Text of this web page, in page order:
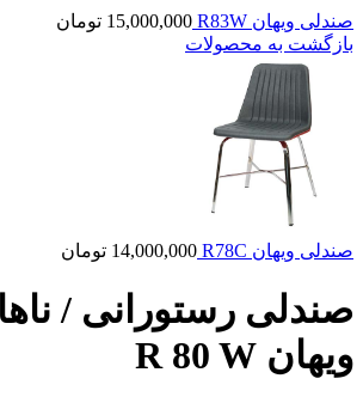
صندلی ویهان R83W 15,000,000 تومان
بازگشت به محصولات
صندلی ویهان R78C 14,000,000 تومان
صندلی رستورانی /
ویهان R 80 W